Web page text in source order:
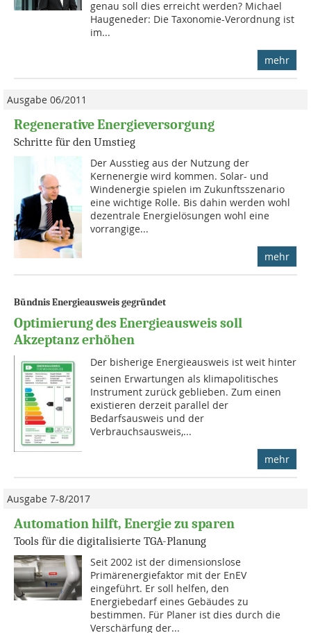
genau soll dies erreicht werden? Michael
Haugeneder: Die Taxonomie-Verordnung ist
im...
mehr
Ausgabe 06/2011
Regenerative Energieversorgung
Schritte für den Umstieg
Der Ausstieg aus der Nutzung der
Kernenergie wird kommen. Solar- und
Windenergie spielen im Zukunftsszenario
eine wichtige Rolle. Bis dahin werden wohl
dezentrale Energielösungen wohl eine
vorrangige...
mehr
Bündnis Energieausweis gegründet
Optimierung des Energieausweis soll
Akzeptanz erhöhen
Der bisherige Energieausweis ist weit hinter
seinen Erwartungen als klimapolitisches
Instrument zurück geblieben. Zum einen
existieren derzeit parallel der
Bedarfsausweis und der
Verbrauchsausweis,...
mehr
Ausgabe 7-8/2017
Automation hilft, Energie zu sparen
Tools für die digitalisierte TGA-Planung
Seit 2002 ist der dimen­sions­lose
Primärenergiefaktor mit der EnEV
eingeführt. Er soll helfen, den
Energiebedarf eines Gebäudes zu
bestimmen. Für Planer ist dies durch die
Verschärfung der...